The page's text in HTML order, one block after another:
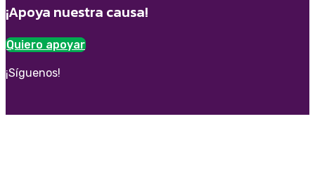
¡Apoya nuestra causa!
Quiero apoyar
¡Síguenos!